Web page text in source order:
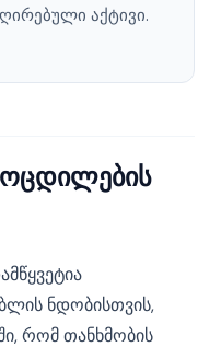
აქტივი.
ნდობისთვის,
რომ თანხმობის